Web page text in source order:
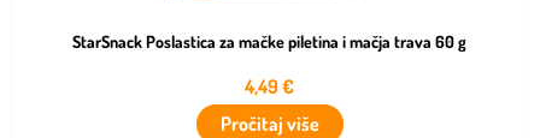
StarSnack Poslastica za mačke piletina i mačja trava 60 g
4,49€
Pročitaj više